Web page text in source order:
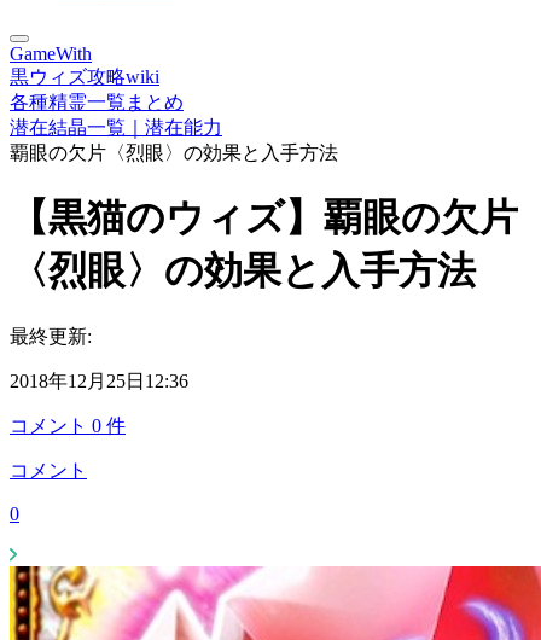
GameWith
黒ウィズ攻略wiki
各種精霊一覧まとめ
潜在結晶一覧｜潜在能力
覇眼の欠片〈烈眼〉の効果と入手方法
【黒猫のウィズ】覇眼の欠片
〈烈眼〉の効果と入手方法
最終更新:
2018年12月25日12:36
コメント 0 件
コメント
0